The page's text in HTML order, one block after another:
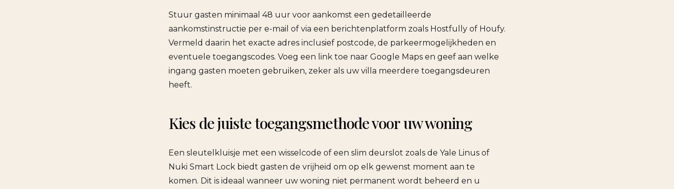
Stuur gasten minimaal 48 uur voor aankomst een gedetailleerde
aankomstinstructie per e-mail of via een berichtenplatform zoals Hostfully of Houfy.
Vermeld daarin het exacte adres inclusief postcode, de parkeermogelijkheden en
eventuele toegangscodes. Voeg een link toe naar Google Maps en geef aan welke
ingang gasten moeten gebruiken, zeker als uw villa meerdere toegangsdeuren
heeft.
Kies de juiste toegangsmethode voor uw woning
Een sleutelkluisje met een wisselcode of een slim deurslot zoals de Yale Linus of
Nuki Smart Lock biedt gasten de vrijheid om op elk gewenst moment aan te
komen. Dit is ideaal wanneer uw woning niet permanent wordt beheerd en u